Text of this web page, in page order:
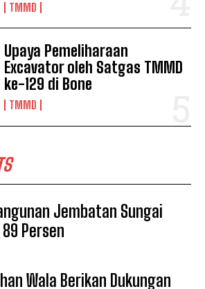
TMMD
Upaya Pemeliharaan
Excavator oleh Satgas TMMD
ke-129 di Bone
TMMD
Jembatan Sungai
Persen
Wala Berikan Dukungan